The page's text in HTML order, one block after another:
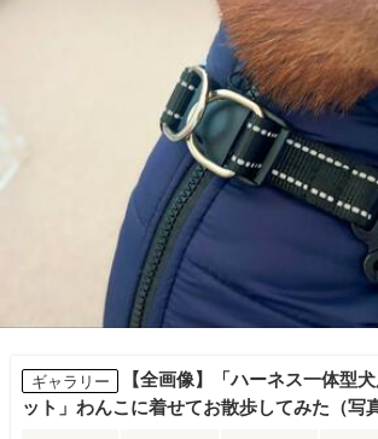
ギャラリー
【全画像】「ハーネス一体型
ット」わんこに着せてお散歩してみた（写真